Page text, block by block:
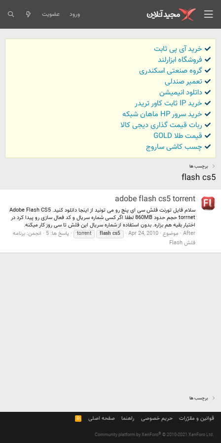
ورود عضویت
خرید آی پی ثابت
فروشگاه ابزارلند
گروه صنعتی اسکندری
تعمیر صندلی
داتلود انیمیشن
خرید IP ثابت کاور تریدر
خرید سرور HP ماهان شبکه
ربات قیمت گذاری دیجی کالا
قیمت طلا GOLD
چسب کاشی ساروج
برچسب ها
flash cs5
adobe flash cs5 torrent
سلام فایل تورنت فلش سی ای پنج رو می تونید از اینجا دانلود کنید. Adobe Flash CS5
torrnet حجم حدود 860MB لطفا اگر کسی شماره سریال و کد فعال سازی رو پیدا کرد در
اختیار بقیه هم بزاره. بدون استفاده از شماره سریال این فلش تا سی روز کار میکنه.
After موضوع Apr 24, 2010
flash cs5
torrent پاسخ ها: 5 انجمن: برنامه
فلش Flash
برچسب ها
قوانین و مقرّرات حریم خصوصی راهنما صفحه اصلی
R
S
Community platform by XenForo® © 2010-2021 XenForo Ltd.